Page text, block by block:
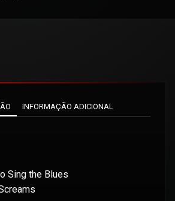
INFORMAÇÃO ADICIONAL
Sing the Blues